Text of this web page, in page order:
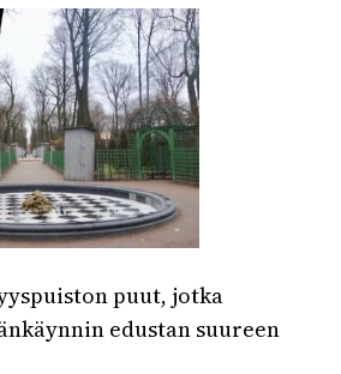
puut, jotka
edustan suureen